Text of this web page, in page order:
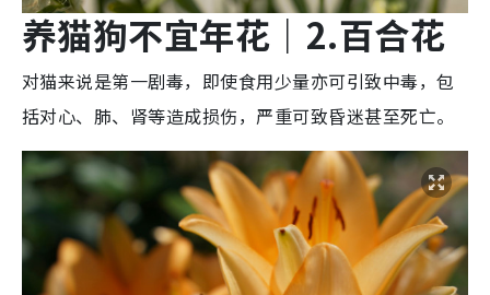
养猫狗不宜年花 ｜2.百合花
对猫来说是第一剧毒，即使食用少量亦可引致中毒，包
括对心、肺、肾等造成损伤，严重可致昏迷甚至死亡。